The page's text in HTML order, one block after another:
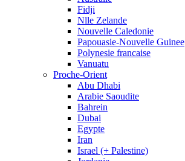
Fidji
Nlle Zelande
Nouvelle Caledonie
Papouasie-Nouvelle Guinee
Polynesie francaise
Vanuatu
Proche-Orient
Abu Dhabi
Arabie Saoudite
Bahrein
Dubai
Egypte
Iran
Israel (+ Palestine)